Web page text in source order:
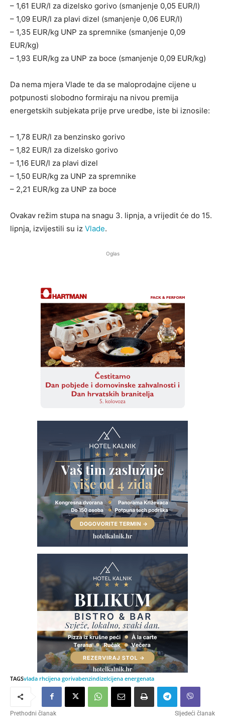
– 1,61 EUR/l za dizelsko gorivo (smanjenje 0,05 EUR/l)
– 1,09 EUR/l za plavi dizel (smanjenje 0,06 EUR/l)
– 1,35 EUR/kg UNP za spremnike (smanjenje 0,09
EUR/kg)
– 1,93 EUR/kg za UNP za boce (smanjenje 0,09 EUR/kg)
Da nema mjera Vlade te da se maloprodajne cijene u
potpunosti slobodno formiraju na nivou premija
energetskih subjekata prije prve uredbe, iste bi iznosile:
– 1,78 EUR/l za benzinsko gorivo
– 1,82 EUR/l za dizelsko gorivo
– 1,16 EUR/l za plavi dizel
– 1,50 EUR/kg za UNP za spremnike
– 2,21 EUR/kg za UNP za boce
Ovakav režim stupa na snagu 3. lipnja, a vrijedit će do 15.
lipnja, izvijestili su iz Vlade.
Oglas
TAGSvlada rhcijena gorivabenzindizelcijena energenata
Prethodni članak Sljedeći članak